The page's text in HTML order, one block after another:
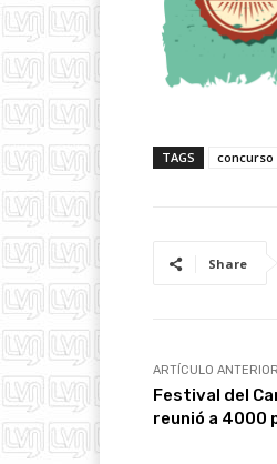
TAGS concurso
Share
ARTÍCULO ANTERIOR
Festival del
reunió a 4000